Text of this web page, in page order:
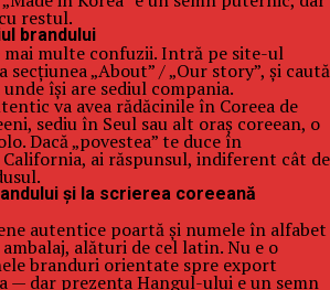
restul.
brandului
mai multe confuzii. Intră pe site-ul
„About” / „Our story”, și caută
își are sediul compania.
va avea rădăcinile în Coreea de
sediu în Seul sau alt oraș coreean, o
Dacă „povestea” te duce în
California, ai răspunsul, indiferent cât de
și la scrierea coreeană
autentice poartă și numele în alfabet
alături de cel latin. Nu e o
branduri orientate spre export
— dar prezența Hangul-ului e un semn